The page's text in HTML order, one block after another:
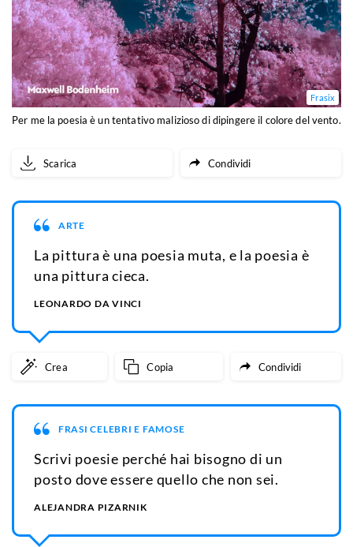
Frasix
Per me la poesia è un tentativo malizioso di dipingere il colore del vento.
Scarica Condividi
ARTE
La pittura è una poesia muta, e la poesia è
una pittura cieca.
LEONARDO DA VINCI
Crea Copia Condividi
FRASI CELEBRI E FAMOSE
Scrivi poesie perché hai bisogno di un
posto dove essere quello che non sei.
ALEJANDRA PIZARNIK